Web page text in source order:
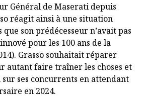
Général de Maserati depuis
réagit ainsi à une situation
son prédécesseur n’avait pas
pour les 100 ans de la
Grasso souhaitait réparer
autant faire traîner les choses et
ses concurrents en attendant
en 2024.